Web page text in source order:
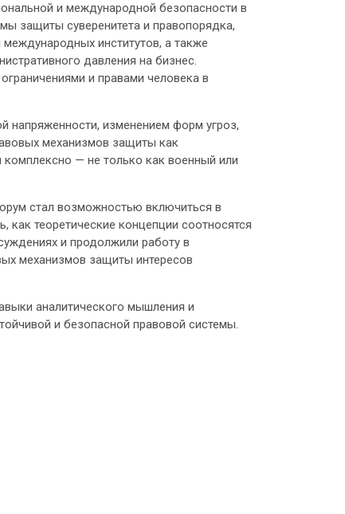
и международной безопасности в
защиты суверенитета и правопорядка,
институтов, а также
давления на бизнес.
и правами человека в
напряженности, изменением форм угроз,
механизмов защиты как
комплексно — не только как военный или
стал возможностью включиться в
теоретические концепции соотносятся
и продолжили работу в
механизмов защиты интересов
аналитического мышления и
и безопасной правовой системы.